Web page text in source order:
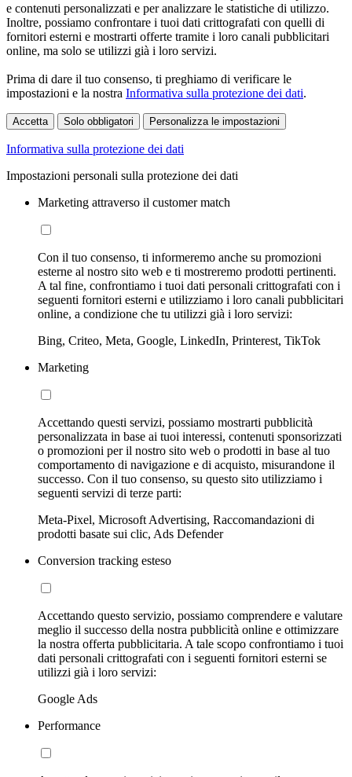
e contenuti personalizzati e per analizzare le statistiche di utilizzo.
Inoltre, possiamo confrontare i tuoi dati crittografati con quelli di
fornitori esterni e mostrarti offerte tramite i loro canali pubblicitari
online, ma solo se utilizzi già i loro servizi.
Prima di dare il tuo consenso, ti preghiamo di verificare le
impostazioni e la nostra Informativa sulla protezione dei dati.
Accetta Solo obbligatori Personalizza le impostazioni
Informativa sulla protezione dei dati
Impostazioni personali sulla protezione dei dati
Marketing attraverso il customer match
Con il tuo consenso, ti informeremo anche su promozioni
esterne al nostro sito web e ti mostreremo prodotti pertinenti.
A tal fine, confrontiamo i tuoi dati personali crittografati con i
seguenti fornitori esterni e utilizziamo i loro canali pubblicitari
online, a condizione che tu utilizzi già i loro servizi:
Bing, Criteo, Meta, Google, LinkedIn, Printerest, TikTok
Marketing
Accettando questi servizi, possiamo mostrarti pubblicità
personalizzata in base ai tuoi interessi, contenuti sponsorizzati
o promozioni per il nostro sito web o prodotti in base al tuo
comportamento di navigazione e di acquisto, misurandone il
successo. Con il tuo consenso, su questo sito utilizziamo i
seguenti servizi di terze parti:
Meta-Pixel, Microsoft Advertising, Raccomandazioni di
prodotti basate sui clic, Ads Defender
Conversion tracking esteso
Accettando questo servizio, possiamo comprendere e valutare
meglio il successo della nostra pubblicità online e ottimizzare
la nostra offerta pubblicitaria. A tale scopo confrontiamo i tuoi
dati personali crittografati con i seguenti fornitori esterni se
utilizzi già i loro servizi:
Google Ads
Performance